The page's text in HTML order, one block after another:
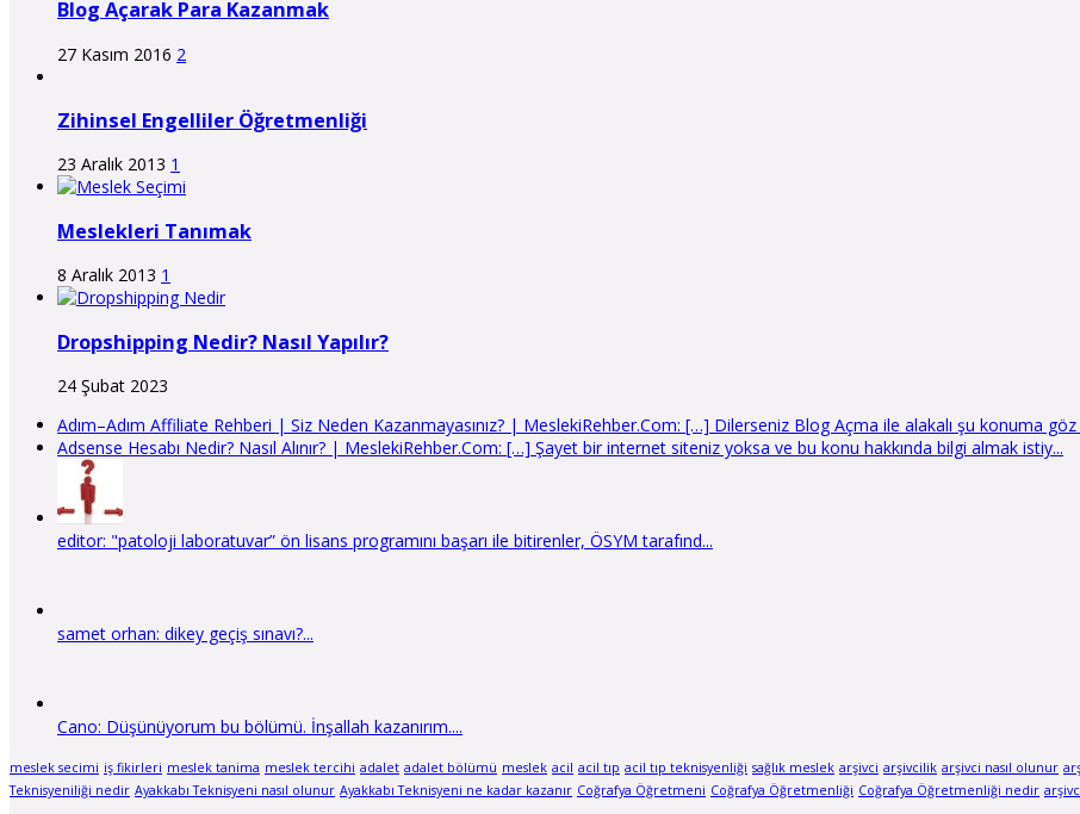
Blog Açarak Para Kazanmak
27 Kasım 2016 2
Zihinsel Engelliler Öğretmenliği
23 Aralık 2013 1
Meslekleri Tanımak
8 Aralık 2013 1
Dropshipping Nedir? Nasıl Yapılır?
24 Şubat 2023
Adım–Adım Affiliate Rehberi | Siz Neden Kazanmayasınız? | MeslekiRehber.Com: […] Dilerseniz Blog Açma ile alakalı şu konuma göz
Adsense Hesabı Nedir? Nasıl Alınır? | MeslekiRehber.Com: […] Şayet bir internet siteniz yoksa ve bu konu hakkında bilgi almak istiy...
editor: "patoloji laboratuvar” ön lisans programını başarı ile bitirenler, ÖSYM tarafınd...
samet orhan: dikey geçiş sınavı?...
Cano: Düşünüyorum bu bölümü. İnşallah kazanırım....
meslek secimi iş fikirleri meslek tanima meslek tercihi adalet adalet bölümü meslek acil acil tıp acil tıp teknisyenliği sağlık meslek arşivci arşivcilik arşivci nasıl olunur
Teknisyeniliği nedir Ayakkabı Teknisyeni nasıl olunur Ayakkabı Teknisyeni ne kadar kazanır Coğrafya Öğretmeni Coğrafya Öğretmenliği Coğrafya Öğretmenliği nedir